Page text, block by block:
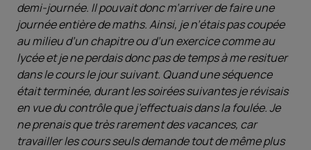
demi-journée. Il pouvait donc m’arriver de faire une
journée entière de maths. Ainsi, je n’étais pas coupée
au milieu d’un chapitre ou d’un exercice comme au
lycée et je ne perdais donc pas de temps à me resituer
dans le cours le jour suivant. Quand une séquence
était terminée, durant les soirées suivantes je révisais
en vue du contrôle que j’effectuais dans la foulée. Je
ne prenais que très rarement des vacances, car
travailler les cours seuls demande tout de même plus